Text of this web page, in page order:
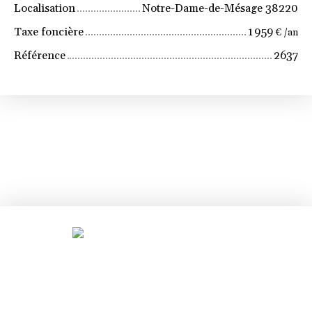
Localisation
Notre-Dame-de-Mésage 38220
Taxe foncière
1 959€ /an
Référence 2637